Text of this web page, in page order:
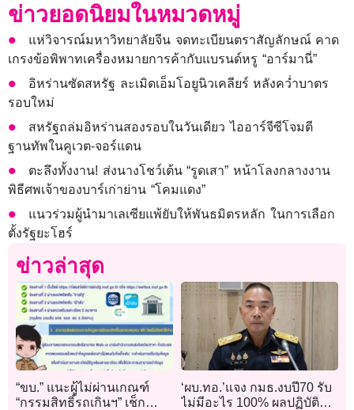
ข่าวยอดนิยมในหมวดหมู่
แห่วิจารณ์มหาวิทยาลัยจีน จดทะเบียนตราสัญลักษณ์ คาด
เกรงข้อพิพาทเครื่องหมายการค้ากับแบรนด์หรู “อาร์มานี่”
อิหร่านซัดสหรัฐ ละเมิดเอ็มโอยูนิวเคลียร์ หลังคว่ำบาตร
รอบใหม่
สหรัฐถล่มอิหร่านสองรอบในวันเดียว ไออาร์จีซีโจมตี
ฐานทัพในคูเวต-จอร์แดน
ตะลึงทั้งงาน! ส่งนางโชว์เต้น “รูดเสา” หน้าโลงกลางงาน
พิธีศพเจ้าของบาร์เก่าย่าน “โคมแดง”
แนวร่วมผู้นำมาเลเซียแพ้ยับให้พันธมิตรหลัก ในการเลือก
ตั้งรัฐยะโฮร์
ข่าวล่าสุด
“ขบ.” แนะผู้ไม่ผ่านเกณฑ์
“กรรมสิทธิ์รถเกินฯ” เช็ก
‘ผบ.ทอ.’แจง กมธ.งบปี70 รับ
ไม่มีอะไร 100% ผลปฏิบัติ